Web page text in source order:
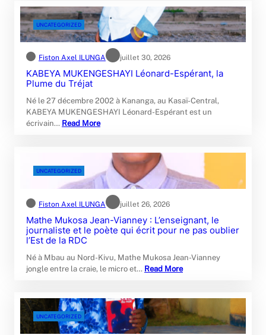
UNCATEGORIZED
Fiston Axel ILUNGA juillet 30, 2026
KABEYA MUKENGESHAYI Léonard-Espérant, la
Plume du Tréjat
Né le 27 décembre 2002 à Kananga, au Kasaï-Central,
KABEYA MUKENGESHAYI Léonard-Espérant est un
écrivain… Read More
UNCATEGORIZED
Fiston Axel ILUNGA juillet 26, 2026
Mathe Mukosa Jean-Vianney : L’enseignant, le
journaliste et le poète qui écrit pour ne pas oublier
l’Est de la RDC
Né à Mbau au Nord-Kivu, Mathe Mukosa Jean-Vianney
jongle entre la craie, le micro et… Read More
UNCATEGORIZED